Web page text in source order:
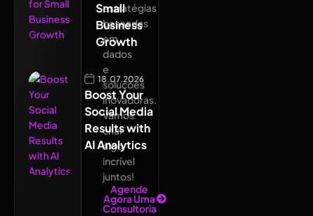
Small
Business
Growth
18.07.2026
Boost Your
Social Media
Results with
AI Analytics
estratégias
baseadas
em
dados
e
soluções
inovadoras.
Vamos
criar
algo
incrível
juntos!
Agende
Agora Uma
Consultoria